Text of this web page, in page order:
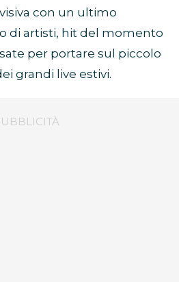
con un ultimo
di artisti, hit del momento
per portare sul piccolo
grandi live estivi.